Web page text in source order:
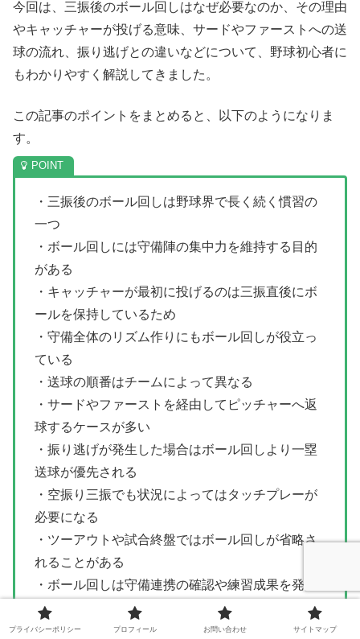
今回は、三振後のボール回しはなぜ必要なのか、その理由
やキャッチャーが投げる意味、サードやファーストへの送
球の流れ、振り逃げとの違いなどについて、野球初心者に
もわかりやすく解説してきました。
この記事のポイントをまとめると、以下のようになりま
す。
・三振後のボール回しは野球界で長く続く慣習の
一つ
・ボール回しには守備陣の集中力を維持する目的
がある
・キャッチャーが最初に投げるのは三振直後にボ
ールを保持しているため
・守備全体のリズム作りにもボール回しが役立っ
ている
・送球の順番はチームによって異なる
・サードやファーストを経由してピッチャーへ返
球するケースが多い
・振り逃げが発生した場合はボール回しより一塁
送球が優先される
・空振り三振でも状況によってはタッチプレーが
必要になる
・ツーアウトや試合終盤ではボール回しが省略さ
れることがある
・ボール回しは守備連携の確認や練習成果を発揮
する場面でもある
プライバシーポリシー プロフィール お問い合わせ サイトマップ